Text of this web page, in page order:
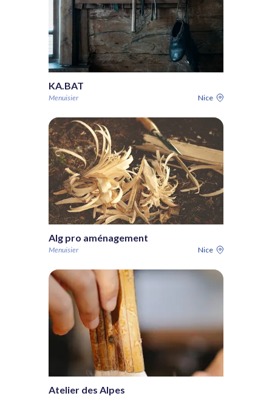
KA.BAT
Menuisier Nice
Alg pro aménagement
Menuisier Nice
Atelier des Alpes